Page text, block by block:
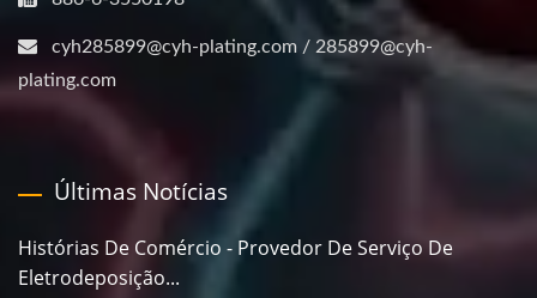
cyh285899@cyh-plating.com / 285899@cyh-
plating.com
Últimas Notícias
Histórias De Comércio - Provedor De Serviço De
Eletrodeposição...